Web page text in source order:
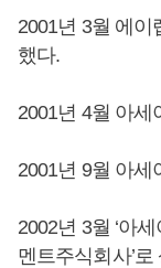
2001년 3월 에이
했다.
2001년 4월 아
2001년 9월 아
2002년 3월 ‘아
멘트주식회사’